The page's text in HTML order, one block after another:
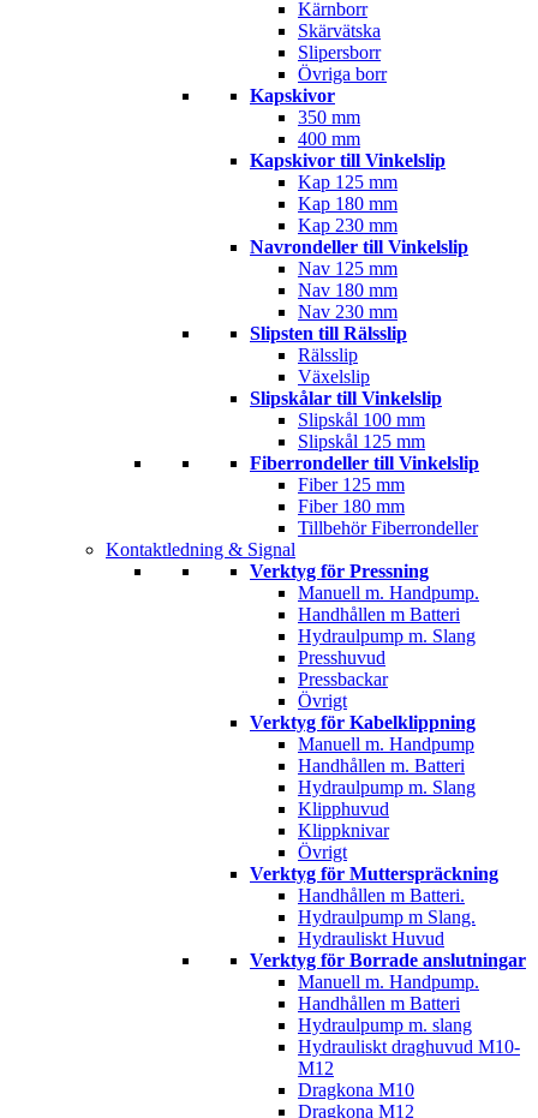
Kärnborr
Skärvätska
Slipersborr
Övriga borr
Kapskivor
350 mm
400 mm
Kapskivor till Vinkelslip
Kap 125 mm
Kap 180 mm
Kap 230 mm
Navrondeller till Vinkelslip
Nav 125 mm
Nav 180 mm
Nav 230 mm
Slipsten till Rälsslip
Rälsslip
Växelslip
Slipskålar till Vinkelslip
Slipskål 100 mm
Slipskål 125 mm
Fiberrondeller till Vinkelslip
Fiber 125 mm
Fiber 180 mm
Tillbehör Fiberrondeller
Kontaktledning & Signal
Verktyg för Pressning
Manuell m. Handpump.
Handhållen m Batteri
Hydraulpump m. Slang
Presshuvud
Pressbackar
Övrigt
Verktyg för Kabelklippning
Manuell m. Handpump
Handhållen m. Batteri
Hydraulpump m. Slang
Klipphuvud
Klippknivar
Övrigt
Verktyg för Mutterspräckning
Handhållen m Batteri.
Hydraulpump m Slang.
Hydrauliskt Huvud
Verktyg för Borrade anslutningar
Manuell m. Handpump.
Handhållen m Batteri
Hydraulpump m. slang
Hydrauliskt draghuvud M10-
M12
Dragkona M10
Dragkona M12